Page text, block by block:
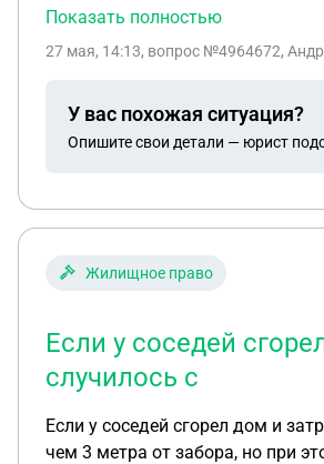
Показать полностью
27 мая, 14:13, вопрос №4964672,
У вас похожая ситуация?
Опишите свои детали — юрист
Жилищное право
Если у соседей
случилось с
Если у соседей сгорел дом и
чем 3 метра от забора, но при